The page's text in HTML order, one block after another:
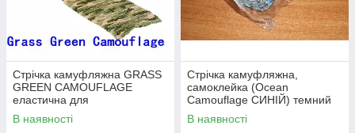
Стрічка камуфляжна GRASS
GREEN CAMOUFLAGE
еластична для
камуфлювання зброї, оптики
В наявності
Стрічка камуфляжна,
самоклейка (Ocean
Camouflage СИНІЙ) темний
синьо-сірий колір морський
водний океан еластична
В наявності